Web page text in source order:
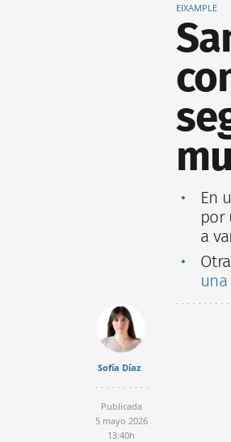
EIXAMPLE
En
por
a
Sofía Díaz
Publicada
5 mayo 2026
13:40h